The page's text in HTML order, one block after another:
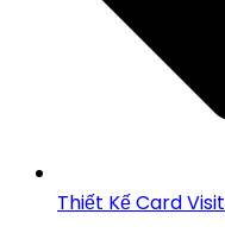
Thiết Kế Card Visit